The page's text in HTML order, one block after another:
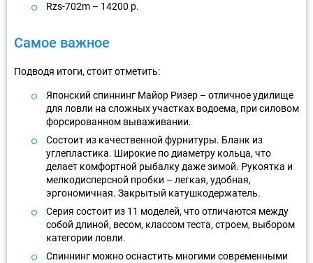
Rzs-702m – 14200 р.
Самое важное
Подводя итоги, стоит отметить:
Японский спиннинг Майор Ризер – отличное удилище
для ловли на сложных участках водоема, при силовом
форсированном вываживании.
Состоит из качественной фурнитуры. Бланк из
углепластика. Широкие по диаметру кольца, что
делает комфортной рыбалку даже зимой. Рукоятка и
мелкодисперсной пробки – легкая, удобная,
эргономичная. Закрытый катушкодержатель.
Серия состоит из 11 моделей, что отличаются между
собой длиной, весом, классом теста, строем, выбором
категории ловли.
Спиннинг можно оснастить многими современными